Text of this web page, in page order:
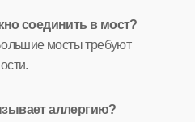
соединить в мост?
мосты требуют
аллергию?